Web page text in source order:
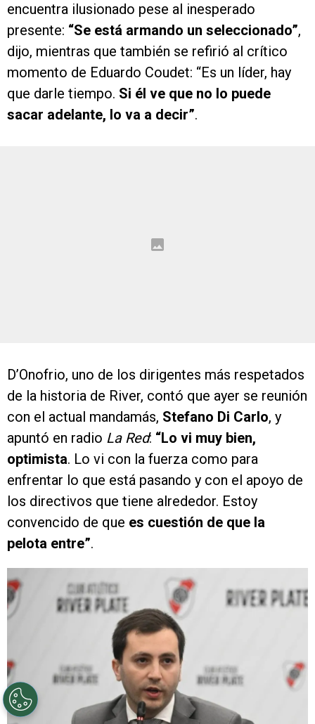
encuentra ilusionado pese al inesperado
presente: “Se está armando un seleccionado”,
dijo, mientras que también se refirió al crítico
momento de Eduardo Coudet: “Es un líder, hay
que darle tiempo. Si él ve que no lo puede
sacar adelante, lo va a decir”.
D’Onofrio, uno de los dirigentes más respetados
de la historia de River, contó que ayer se reunión
con el actual mandamás, Stefano Di Carlo, y
apuntó en radio La Red: “Lo vi muy bien,
optimista. Lo vi con la fuerza como para
enfrentar lo que está pasando y con el apoyo de
los directivos que tiene alrededor. Estoy
convencido de que es cuestión de que la
pelota entre”.